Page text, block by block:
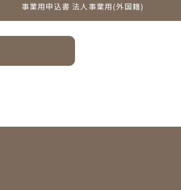
事業用申込書 法人事業用(外国籍)
ンロード